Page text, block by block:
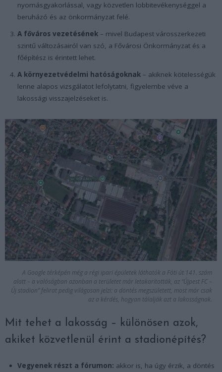
nyomásgyakorlással, vagy közvetlen lobbitevékenységgel a
beruházó és az önkormányzat felé.
A főváros vezetésének – mivel Budapest városszerkezeti
szintű változásairól van szó, a Fővárosi Önkormányzat és a
főépítész is érintett lehet.
A környezetvédelmi hatóságoknak – akiknek kötelességük
lenne alapos vizsgálatot lefolytatni, figyelembe véve a
lakossági visszajelzéseket is.
A Google térképén még a régi ipari épületek láthatók a Fóti út 141. szám
alatt – a valóságban azonban a területet már letakarították, az “Újpest FC –
Új stadion” felirat pedig világosan jelzi: a döntés megszületett, most már csak
az a kérdés, hogyan tálalják azt a lakosságnak.
Mit tehet a lakosság – különösen azok,
akiket közvetlenül érint a stadionépítés?
Vegyenek részt a fórumon: akkor is, ha úgy érzik, a döntés